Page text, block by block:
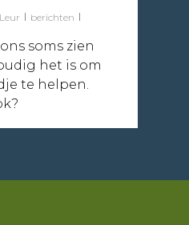
berichten
soms zien
het is om
te helpen.